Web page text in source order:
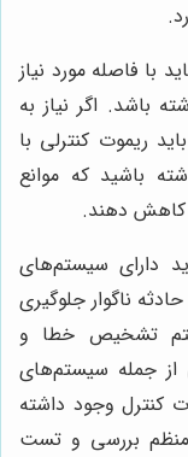
با فاصله مورد نیاز
باشد. اگر نیاز به
ریموت کنترلی با
باشید که موانع
کاهش دهند.
دارای سیستم‌های
ناگوار جلوگیری
تشخیص خطا و
از جمله سیستم‌های
کنترل وجود داشته
منظم بررسی و تست